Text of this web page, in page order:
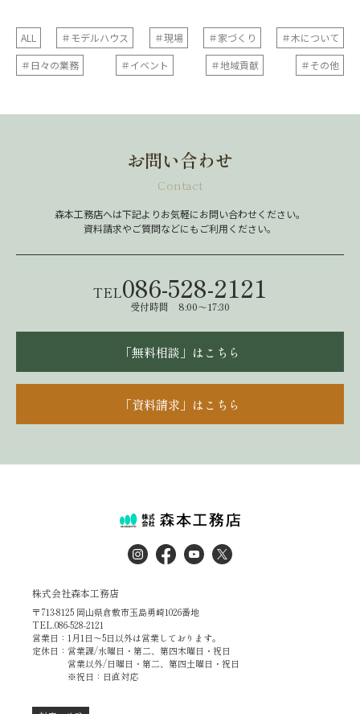
ALL ＃モデルハウス ＃現場 ＃家づくり
＃木について
＃日々の業務
＃イベント ＃地域貢献 ＃その他
お問い合わせ
Contact
森本工務店へは下記よりお気軽にお問い合わせください。
資料請求やご質問などにもご利用ください。
TEL086-528-2121
受付時間 8:00～17:30
「無料相談」はこちら
「資料請求」はこちら
株式会社森本工務店
〒713-8125 岡山県倉敷市玉島勇崎1026番地
TEL.086-528-2121
営業日：1月1日～5日以外は営業しております。
定休日：営業課/水曜日・第二、第四木曜日・祝日
営業以外/日曜日・第二、第四土曜日・祝日
※祝日：日直対応